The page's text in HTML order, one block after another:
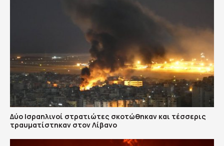
Δύο Ισραηλινοί στρατιώτες σκοτώθηκαν και τέσσερις
τραυματίστηκαν στον Λίβανο